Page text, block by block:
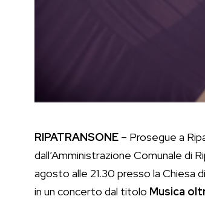
RIPATRANSONE – Prosegue a
dall’Amministrazione Comunale di
agosto alle 21.30 presso la Chiesa
in un concerto dal titolo Musica